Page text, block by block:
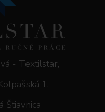
- Textilstar,
1,
Štiavnica